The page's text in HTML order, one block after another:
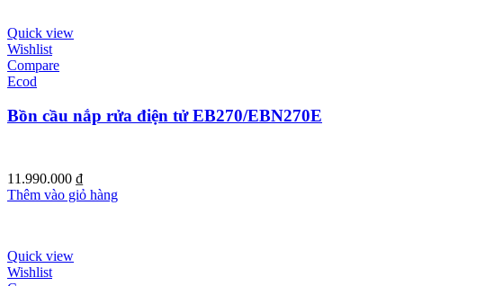
Quick view
Wishlist
Compare
Ecod
Bồn cầu nắp rửa điện tử EB270/EBN270E
11.990.000 ₫
Thêm vào giỏ hàng
Quick view
Wishlist